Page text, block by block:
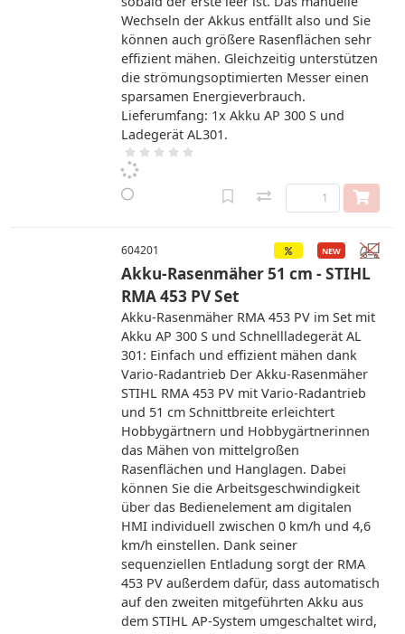
Wechseln der Akkus entfällt also und Sie
können auch größere Rasenflächen sehr
effizient mähen. Gleichzeitig unterstützen
die strömungsoptimierten Messer einen
sparsamen Energieverbrauch.
Lieferumfang: 1x Akku AP 300 S und
Ladegerät AL301.
604201
Akku-Rasenmäher 51 cm - STIHL
RMA 453 PV Set
Akku-Rasenmäher RMA 453 PV im Set mit
Akku AP 300 S und Schnellladegerät AL
301: Einfach und effizient mähen dank
Vario-Radantrieb Der Akku-Rasenmäher
STIHL RMA 453 PV mit Vario-Radantrieb
und 51 cm Schnittbreite erleichtert
Hobbygärtnern und Hobbygärtnerinnen
das Mähen von mittelgroßen
Rasenflächen und Hanglagen. Dabei
können Sie die Arbeitsgeschwindigkeit
über das Bedienelement am digitalen
HMI individuell zwischen 0 km/h und 4,6
km/h einstellen. Dank seiner
sequenziellen Entladung sorgt der RMA
453 PV außerdem dafür, dass automatisch
auf den zweiten mitgeführten Akku aus
dem STIHL AP-System umgeschaltet wird,